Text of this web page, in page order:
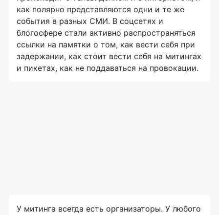
как полярно представляются одни и те же
события в разных СМИ. В соцсетях и
блогосфере стали активно распространяться
ссылки на памятки о том, как вести себя при
задержании, как стоит вести себя на митингах
и пикетах, как не поддаваться на провокации.
У митинга всегда есть организаторы. У любого